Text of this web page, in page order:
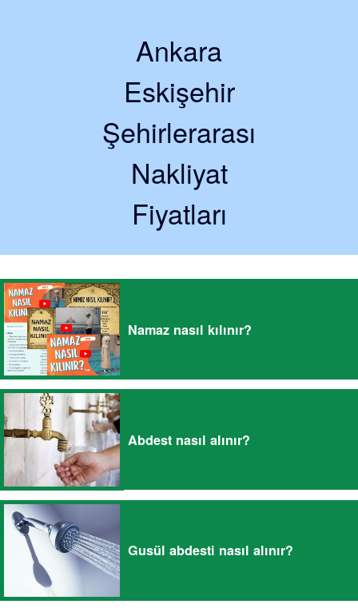
Ankara
Eskişehir
Şehirlerarası
Nakliyat
Fiyatları
Namaz nasıl kılınır?
Abdest nasıl alınır?
Gusül abdesti nasıl alınır?